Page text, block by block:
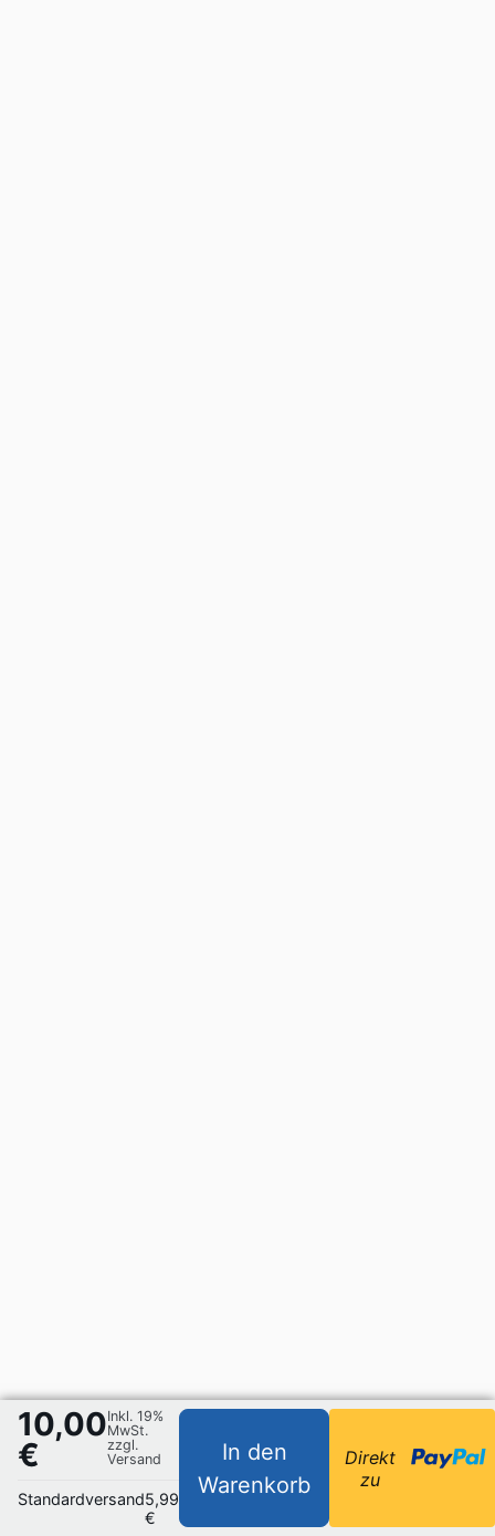
10,00
€
Inkl. 19%
MwSt.
zzgl.
Versand
Standardversand5,99
€
In den
Warenkorb
Direkt
zu